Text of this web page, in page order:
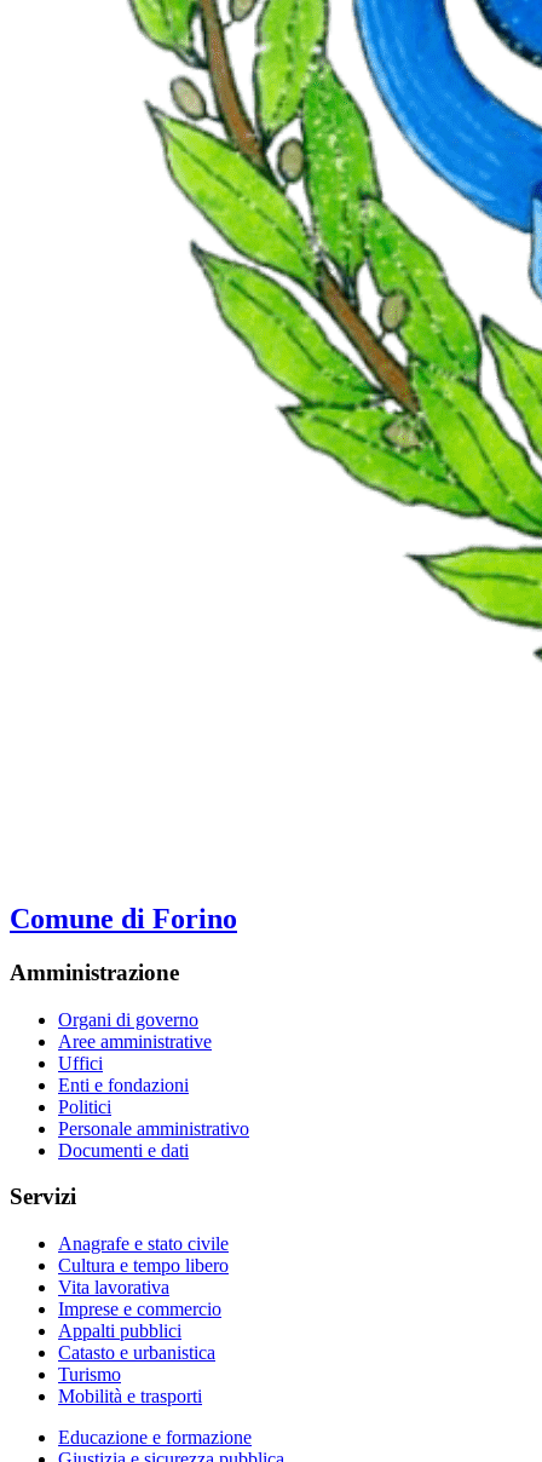
Comune di Forino
Amministrazione
Organi di governo
Aree amministrative
Uffici
Enti e fondazioni
Politici
Personale amministrativo
Documenti e dati
Servizi
Anagrafe e stato civile
Cultura e tempo libero
Vita lavorativa
Imprese e commercio
Appalti pubblici
Catasto e urbanistica
Turismo
Mobilità e trasporti
Educazione e formazione